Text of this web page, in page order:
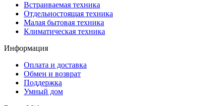
Встраиваемая техника
Отдельностоящая техника
Малая бытовая техника
Климатическая техника
Информация
Оплата и доставка
Обмен и возврат
Поддержка
Умный дом